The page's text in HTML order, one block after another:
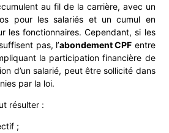
au fil de la carrière, avec un
pour les salariés et un cumul en
les fonctionnaires. Cependant, si les
pas, l’abondement CPF entre
la participation financière de
d’un salarié, peut être sollicité dans
par la loi.
résulter :
;